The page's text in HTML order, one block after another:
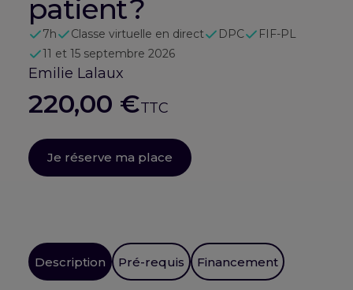
patient ?
7h Classe virtuelle en direct DPC
FIF-PL
11 et 15 septembre 2026
Emilie Lalaux
220,00 €TTC
Je réserve ma place
Description Pré-requis Financement